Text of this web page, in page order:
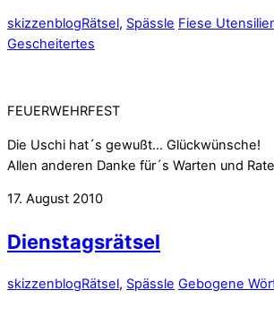
skizzenblogRätsel, Spässle Fiese
Gescheitertes
FEUERWEHRFEST
Die Uschi hat´s gewußt… Glückwünsche!
Allen anderen Danke für´s Warten und
17. August 2010
Dienstagsrätsel
skizzenblogRätsel, Spässle Gebogene